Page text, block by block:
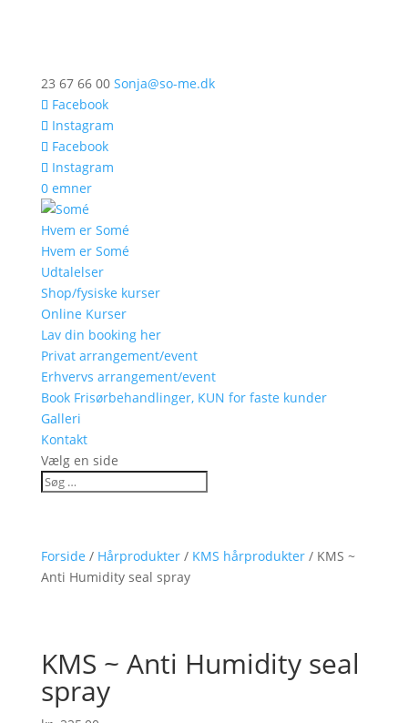
23 67 66 00 Sonja@so-me.dk
Facebook
Instagram
Facebook
Instagram
0 emner
Hvem er Somé
Hvem er Somé
Udtalelser
Shop/fysiske kurser
Online Kurser
Lav din booking her
Privat arrangement/event
Erhvervs arrangement/event
Book Frisørbehandlinger, KUN for faste kunder
Galleri
Kontakt
Vælg en side
Forside / Hårprodukter/ KMS hårprodukter/ KMS ~
Anti Humidity seal spray
KMS ~ Anti Humidity seal
spray